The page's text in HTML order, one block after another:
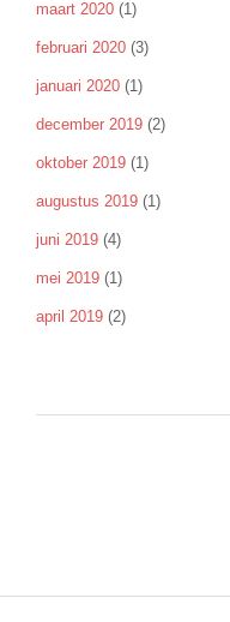
maart 2020 (1)
februari 2020 (3)
januari 2020 (1)
december 2019 (2)
oktober 2019 (1)
augustus 2019 (1)
juni 2019 (4)
mei 2019 (1)
april 2019 (2)